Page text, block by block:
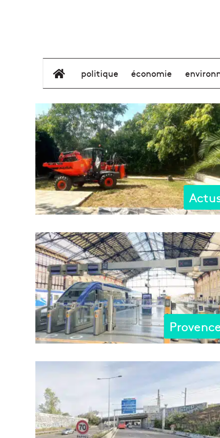
élément de menu
politique économie